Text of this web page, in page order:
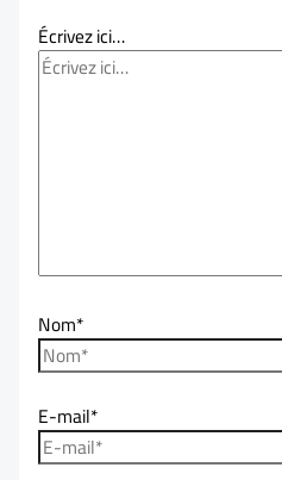
Écrivez ici…
Nom*
E-mail*